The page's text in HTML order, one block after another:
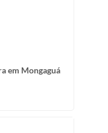
em Mongaguá